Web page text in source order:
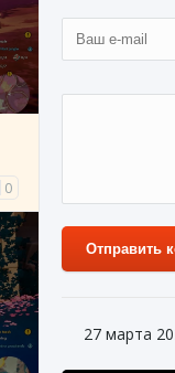
0
Отправить
27 марта